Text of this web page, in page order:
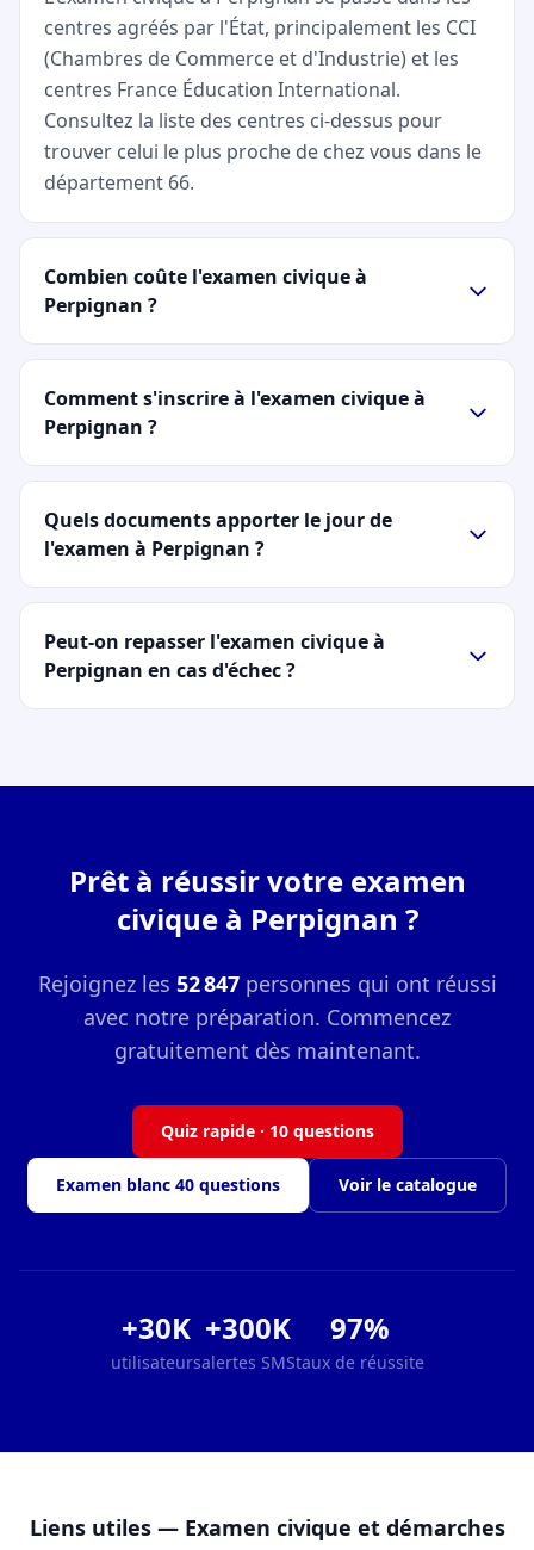
centres agréés par l'État, principalement les CCI
(Chambres de Commerce et d'Industrie) et les
centres France Éducation International.
Consultez la liste des centres ci-dessus pour
trouver celui le plus proche de chez vous dans le
département 66.
Combien coûte l'examen civique à
Perpignan ?
Comment s'inscrire à l'examen civique à
Perpignan ?
Quels documents apporter le jour de
l'examen à Perpignan ?
Peut-on repasser l'examen civique à
Perpignan en cas d'échec ?
Prêt à réussir votre examen
civique à Perpignan ?
Rejoignez les 52 847personnes qui ont réussi
avec notre préparation. Commencez
gratuitement dès maintenant.
Quiz rapide · 10 questions
Examen blanc 40 questions Voir le catalogue
+30K
utilisateurs
+300K
alertes SMS
97%
taux de réussite
Liens utiles — Examen civique et démarches